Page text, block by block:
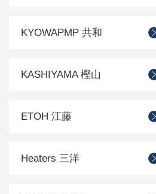
KYOWAPMP 共和
KASHIYAMA 樫山
ETOH 江藤
Heaters 三洋